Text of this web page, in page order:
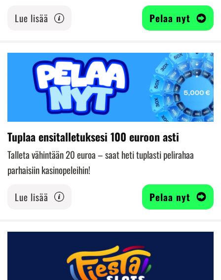
Lue lisää
Pelaa nyt
Tuplaa ensitalletuksesi 100 euroon asti
Talleta vähintään 20 euroa – saat heti tuplasti pelirahaa
parhaisiin kasinopeleihin!
Lue lisää
Pelaa nyt